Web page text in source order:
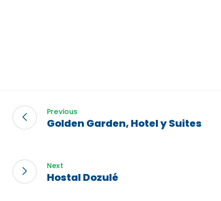
Previous
Golden Garden, Hotel y Suites
Next
Hostal Dozulé